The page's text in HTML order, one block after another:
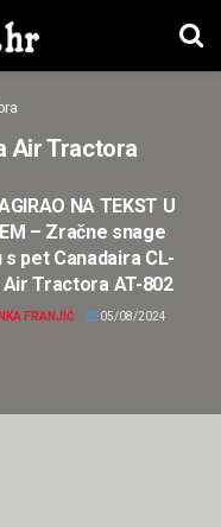
Air Tractora
NA TEKST U
– Zračne snage
pet Canadaira CL-
Tractora AT-802
FRANJIĆ 05/08/2024